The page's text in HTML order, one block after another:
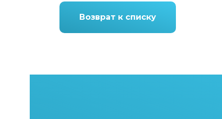
Возврат к списку